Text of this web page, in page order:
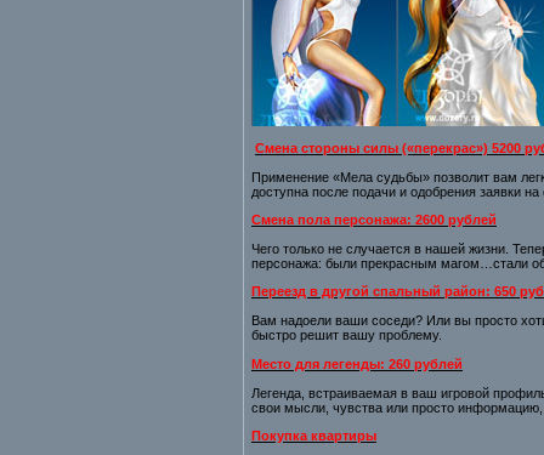
Смена стороны силы («перекрас») 5200
Применение «Мела судьбы» позволит вам
доступна после подачи и одобрения заявки
Смена пола персонажа: 2600 рублей
Чего только не случается в нашей жизни.
персонажа: были прекрасным магом…стали
Переезд в другой спальный район: 650
Вам надоели ваши соседи? Или вы просто
быстро решит вашу проблему.
Место для легенды: 260 рублей
Легенда, встраиваемая в ваш игровой
свои мысли, чувства или просто
Покупка квартиры